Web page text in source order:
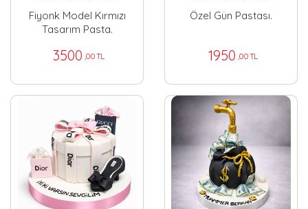
Fiyonk Model Kırmızı
Tasarım Pasta.
3500 ,00 TL
Özel Gün Pastası.
1950 ,00 TL